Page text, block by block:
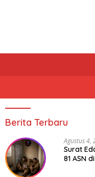
Berita Terbaru
Agustus 4,
Surat
81 ASN